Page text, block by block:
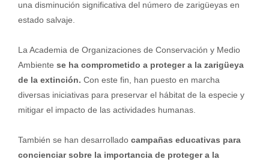
una disminución significativa del número de zarigüeyas en
estado salvaje.
La Academia de Organizaciones de Conservación y Medio
Ambiente se ha comprometido a proteger a la zarigüeya
de la extinción. Con este fin, han puesto en marcha
diversas iniciativas para preservar el hábitat de la especie y
mitigar el impacto de las actividades humanas.
También se han desarrollado campañas educativas para
concienciar sobre la importancia de proteger a la